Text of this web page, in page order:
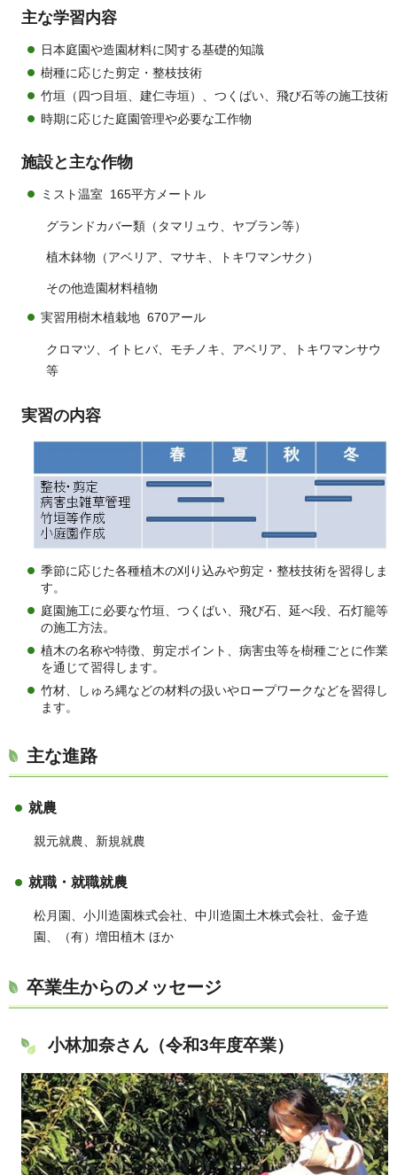
主な学習内容
日本庭園や造園材料に関する基礎的知識
樹種に応じた剪定・整枝技術
竹垣（四つ目垣、建仁寺垣）、つくばい、飛び石等の施工技術
時期に応じた庭園管理や必要な工作物
施設と主な作物
ミスト温室 165平方メートル
グランドカバー類（タマリュウ、ヤブラン等）
植木鉢物（アベリア、マサキ、トキワマンサク）
その他造園材料植物
実習用樹木植栽地 670アール
クロマツ、イトヒバ、モチノキ、アベリア、トキワマンサウ
等
実習の内容
季節に応じた各種植木の刈り込みや剪定・整枝技術を習得しま
す。
庭園施工に必要な竹垣、つくばい、飛び石、延べ段、石灯籠等
の施工方法。
植木の名称や特徴、剪定ポイント、病害虫等を樹種ごとに作業
を通じて習得します。
竹材、しゅろ縄などの材料の扱いやロープワークなどを習得し
ます。
主な進路
就農
親元就農、新規就農
就職・就職就農
松月園、小川造園株式会社、中川造園土木株式会社、金子造
園、（有）増田植木 ほか
卒業生からのメッセージ
小林加奈さん（令和3年度卒業）